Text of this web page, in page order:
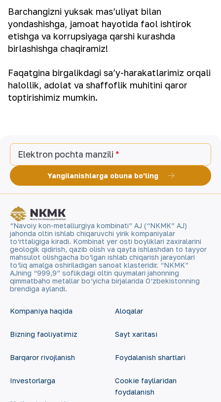
Barchangizni yuksak mas’uliyat bilan
yondashishga, jamoat hayotida faol ishtirok
etishga va korrupsiyaga qarshi kurashda
birlashishga chaqiramiz!
Faqatgina birgalikdagi sa’y-harakatlarimiz orqali
halollik, adolat va shaffoflik muhitini qaror
toptirishimiz mumkin.
Elektron pochta manzili
Yangilanishlarga obuna bo'ling
“Navoiy kon-metallurgiya kombinati” AJ (“NKMK” AJ)
jahonda oltin ishlab chiqaruvchi yirik kompaniyalar
to‘rttaligiga kiradi. Kombinat yer osti boyliklari zaxiralarini
geologik qidirish, qazib olish va qayta ishlashdan to tayyor
mahsulot olishgacha bo‘lgan ishlab chiqarish jarayonlari
to‘liq amalga oshiriladigan sanoat klasteridir. “NKMK”
AJning “999,9” soflikdagi oltin quymalari jahonning
qimmatbaho metallar bo‘yicha birjalarida O‘zbekistonning
brendiga aylandi.
Kompaniya haqida
Bizning faoliyatimiz
Barqaror rivojlanish
Investorlarga
Aloqalar
Sayt xaritasi
Foydalanish shartlari
Cookie fayllaridan
foydalanish